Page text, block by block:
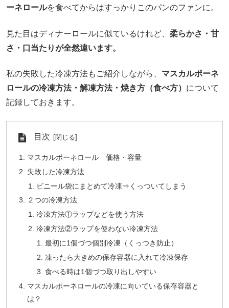
ーネロールを食べてからはすっかりこのパンのファンに。
見た目はディナーロールに似ているけれど、 柔らかさ・甘
さ・口当たりが全然違います。
私の失敗した冷凍方法もご紹介しながら、 マスカルポーネ
ロールの冷凍方法・解凍方法・焼き方（食べ方） について
記録しておきます。
目次
マスカルポーネロール 価格・容量
失敗した冷凍方法
ビニール袋にまとめて冷凍⇒くっついてしまう
２つの冷凍方法
冷凍方法①ラップなどを使う方法
冷凍方法②ラップを使わない冷凍方法
最初に1個づつ個別冷凍（くっつき防止）
凍ったら大きめの保存容器に入れて冷凍保存
食べる時は1個づつ取り出しやすい
マスカルポーネロールの冷凍に向いている保存容器と
は？